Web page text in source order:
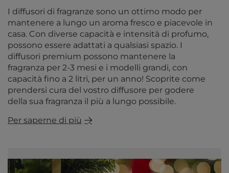
I diffusori di fragranze sono un ottimo modo per
mantenere a lungo un aroma fresco e piacevole in
casa. Con diverse capacità e intensità di profumo,
possono essere adattati a qualsiasi spazio. I
diffusori premium possono mantenere la
fragranza per 2-3 mesi e i modelli grandi, con
capacità fino a 2 litri, per un anno! Scoprite come
prendersi cura del vostro diffusore per godere
della sua fragranza il più a lungo possibile.
Per saperne di più